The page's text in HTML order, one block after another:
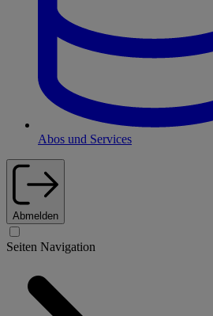
Abos und Services
Abmelden
Seiten Navigation